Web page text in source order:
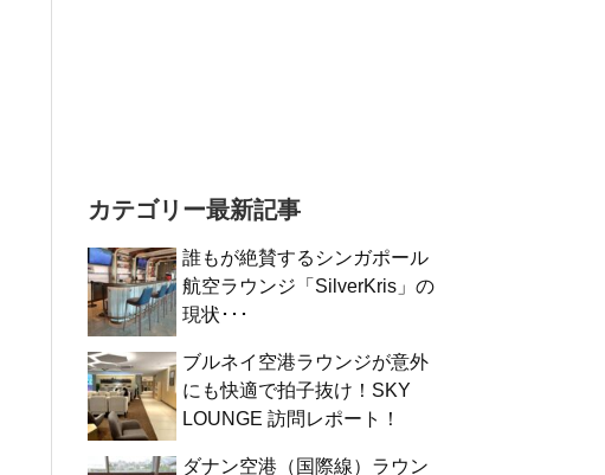
カテゴリー最新記事
誰もが絶賛するシンガポール
航空ラウンジ「SilverKris」の
現状･･･
ブルネイ空港ラウンジが意外
にも快適で拍子抜け！SKY
LOUNGE 訪問レポート！
ダナン空港（国際線）ラウン